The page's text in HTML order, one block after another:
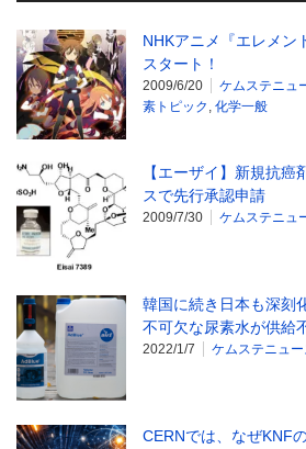
NHKアニメ『エレメン
スタート！
2009/6/20 ケムステニュ
素トピック , 化学一般
【エーザイ】新規抗癌
スで先行承認申請
2009/7/30 ケムステニュ
韓国に続き日本も深刻
不可欠な尿素水が供給
2022/1/7 ケムステニュー
CERNでは、なぜKNF